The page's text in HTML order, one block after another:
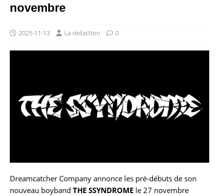
novembre
2025-11-13 La rédaction 0
Dreamcatcher Company annonce les pré-débuts de son
nouveau boyband THE SSYNDROME le 27 novembre